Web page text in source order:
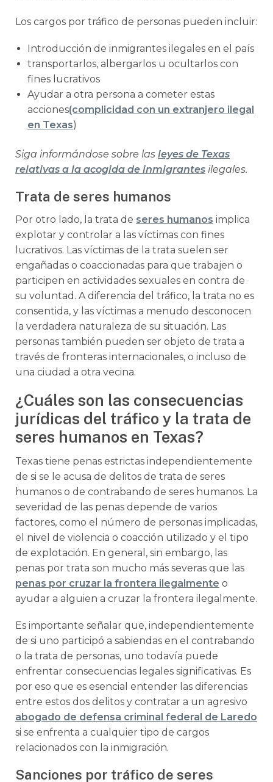
Los cargos por tráfico de personas pueden incluir:
Introducción de inmigrantes ilegales en el país
transportarlos, albergarlos u ocultarlos con
fines lucrativos
Ayudar a otra persona a cometer estas
acciones(complicidad con un extranjero ilegal
en Texas)
Siga informándose sobre las leyes de Texas
relativas a la acogida de inmigrantes ilegales.
Trata de seres humanos
Por otro lado, la trata de seres humanos implica
explotar y controlar a las víctimas con fines
lucrativos. Las víctimas de la trata suelen ser
engañadas o coaccionadas para que trabajen o
participen en actividades sexuales en contra de
su voluntad. A diferencia del tráfico, la trata no es
consentida, y las víctimas a menudo desconocen
la verdadera naturaleza de su situación. Las
personas también pueden ser objeto de trata a
través de fronteras internacionales, o incluso de
una ciudad a otra vecina.
¿Cuáles son las consecuencias
jurídicas del tráfico y la trata de
seres humanos en Texas?
Texas tiene penas estrictas independientemente
de si se le acusa de delitos de trata de seres
humanos o de contrabando de seres humanos. La
severidad de las penas depende de varios
factores, como el número de personas implicadas,
el nivel de violencia o coacción utilizado y el tipo
de explotación. En general, sin embargo, las
penas por trata son mucho más severas que las
penas por cruzar la frontera ilegalmente o
ayudar a alguien a cruzar la frontera ilegalmente.
Es importante señalar que, independientemente
de si uno participó a sabiendas en el contrabando
o la trata de personas, uno todavía puede
enfrentar consecuencias legales significativas. Es
por eso que es esencial entender las diferencias
entre estos dos delitos y contratar a un agresivo
abogado de defensa criminal federal de Laredo
si se enfrenta a cualquier tipo de cargos
relacionados con la inmigración.
Sanciones por tráfico de seres